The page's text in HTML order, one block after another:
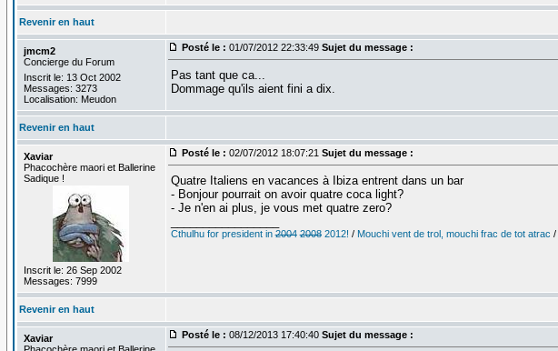
Revenir en haut
jmcm2
Concierge du Forum
Inscrit le: 13 Oct 2002
Messages: 3273
Localisation: Meudon
Posté le : 01/07/2012 22:33:49 Sujet du message :
Pas tant que ca...
Dommage qu'ils aient fini a dix.
Revenir en haut
Xaviar
Phacochère maori et Ballerine
Sadique !
Inscrit le: 26 Sep 2002
Messages: 7999
Posté le : 02/07/2012 18:07:21 Sujet du message :
Quatre Italiens en vacances à Ibiza entrent dans un bar
- Bonjour pourrait on avoir quatre coca light?
- Je n'en ai plus, je vous met quatre zero?
Cthulhu for president in2004 20082012! / Mouchi vent de trol, mouchi frac de tot atrac /
Revenir en haut
Xaviar
Phacochère maori et Ballerine
Posté le : 08/12/2013 17:40:40 Sujet du message :